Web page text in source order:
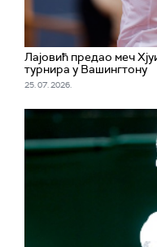
Лајовић предао меч
турнира у Вашингтону
25. 07. 2026.